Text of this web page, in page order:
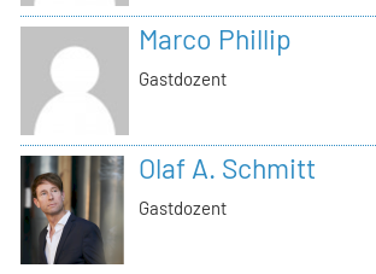
Marco Phillip
Gastdozent
Olaf A. Schmitt
Gastdozent